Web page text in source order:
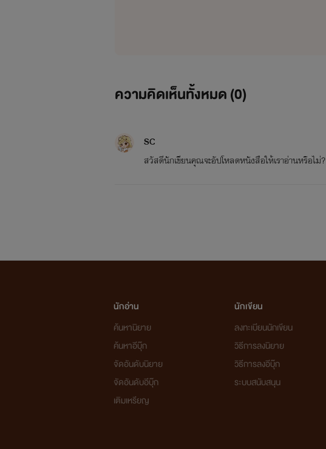
ความคิดเห็นทั้งหมด (0)
SC
สวัสดีนักเขียนคุณจะอัปโหลดหนังสือให้เราอ่านหรือไม่?
นักอ่าน
ค้นหานิยาย
ค้นหาอีบุ๊ก
จัดอันดับนิยาย
จัดอันดับอีบุ๊ก
เติมเหรียญ
นักเขียน
ลงทะเบียนนักเขียน
วิธีการลงนิยาย
วิธีการลงอีบุ๊ก
ระบบสนับสนุน